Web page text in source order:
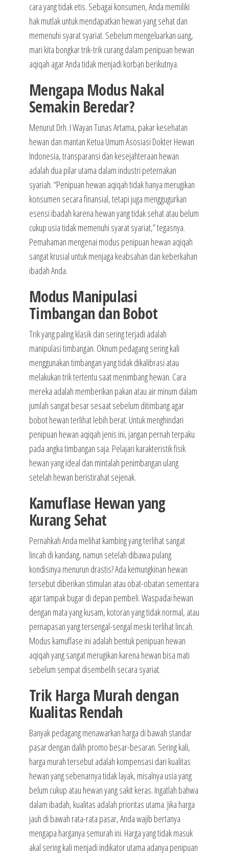
cara yang tidak etis. Sebagai konsumen, Anda memiliki
hak mutlak untuk mendapatkan hewan yang sehat dan
memenuhi syarat syariat. Sebelum mengeluarkan uang,
mari kita bongkar trik-trik curang dalam penipuan hewan
aqiqah agar Anda tidak menjadi korban berikutnya.
Mengapa Modus Nakal
Semakin Beredar?
Menurut Drh. I Wayan Tunas Artama, pakar kesehatan
hewan dan mantan Ketua Umum Asosiasi Dokter Hewan
Indonesia, transparansi dan kesejahteraan hewan
adalah dua pilar utama dalam industri peternakan
syariah. “Penipuan hewan aqiqah tidak hanya merugikan
konsumen secara finansial, tetapi juga menggugurkan
esensi ibadah karena hewan yang tidak sehat atau belum
cukup usia tidak memenuhi syarat syariat,” tegasnya.
Pemahaman mengenai modus penipuan hewan aqiqah
sangat krusial untuk menjaga keabsahan dan keberkahan
ibadah Anda.
Modus Manipulasi
Timbangan dan Bobot
Trik yang paling klasik dan sering terjadi adalah
manipulasi timbangan. Oknum pedagang sering kali
menggunakan timbangan yang tidak dikalibrasi atau
melakukan trik tertentu saat menimbang hewan. Cara
mereka adalah memberikan pakan atau air minum dalam
jumlah sangat besar sesaat sebelum ditimbang agar
bobot hewan terlihat lebih berat. Untuk menghindari
penipuan hewan aqiqah jenis ini, jangan pernah terpaku
pada angka timbangan saja. Pelajari karakteristik fisik
hewan yang ideal dan mintalah penimbangan ulang
setelah hewan beristirahat sejenak.
Kamuflase Hewan yang
Kurang Sehat
Pernahkah Anda melihat kambing yang terlihat sangat
lincah di kandang, namun setelah dibawa pulang
kondisinya menurun drastis? Ada kemungkinan hewan
tersebut diberikan stimulan atau obat-obatan sementara
agar tampak bugar di depan pembeli. Waspadai hewan
dengan mata yang kusam, kotoran yang tidak normal, atau
pernapasan yang tersengal-sengal meski terlihat lincah.
Modus kamuflase ini adalah bentuk penipuan hewan
aqiqah yang sangat merugikan karena hewan bisa mati
sebelum sempat disembelih secara syariat.
Trik Harga Murah dengan
Kualitas Rendah
Banyak pedagang menawarkan harga di bawah standar
pasar dengan dalih promo besar-besaran. Sering kali,
harga murah tersebut adalah kompensasi dari kualitas
hewan yang sebenarnya tidak layak, misalnya usia yang
belum cukup atau hewan yang sakit keras. Ingatlah bahwa
dalam ibadah, kualitas adalah prioritas utama. Jika harga
jauh di bawah rata-rata pasar, Anda wajib bertanya
mengapa harganya semurah ini. Harga yang tidak masuk
akal sering kali menjadi indikator utama adanya penipuan